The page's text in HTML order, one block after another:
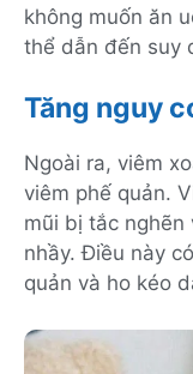
không muốn ăn
thể dẫn đến suy
Tăng nguy
Ngoài ra, viêm
viêm phế quản.
mũi bị tắc
nhầy. Điều này
quản và ho kéo